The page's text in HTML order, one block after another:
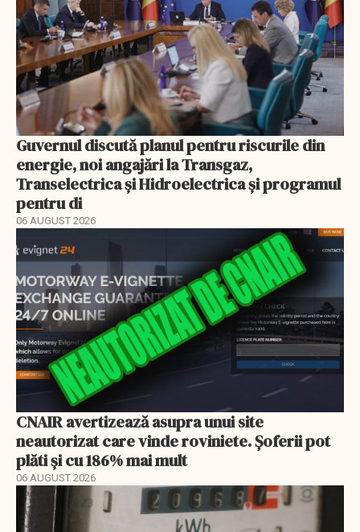
Guvernul discută planul pentru riscurile din
energie, noi angajări la Transgaz,
Transelectrica și Hidroelectrica și programul
pentru di
06 AUGUST 2026
CNAIR avertizează asupra unui site
neautorizat care vinde roviniete. Șoferii pot
plăti și cu 186% mai mult
06 AUGUST 2026